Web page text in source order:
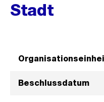
Stadt
Beschlussdatum